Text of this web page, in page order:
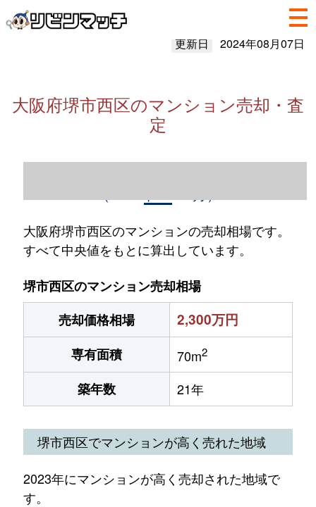
更新日 2024年08月07日
大阪府堺市西区のマンション売却・査
定
大阪府堺市西区のマンションの売却相場です。
すべて中央値をもとに算出しています。
堺市西区のマンション売却相場
売却価格相場
2,300万円
専有面積 70m2
築年数 21年
堺市西区でマンションが高く売れた地域
2023年にマンションが高く売却された地域で
す。